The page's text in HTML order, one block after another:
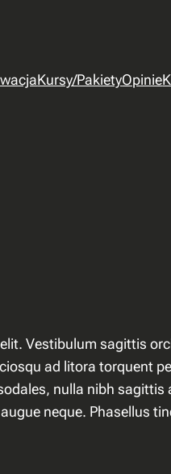
Kursy/PakietyOpinie
Vestibulum sagittis
ad litora torquent
nulla nibh sagittis
neque. Phasellus